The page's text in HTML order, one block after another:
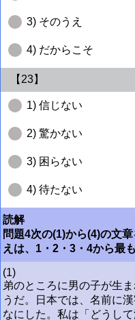
3) そのうえ
4) だからこそ
【23】
1) 信じない
2) 驚かない
3) 困らない
4) 待たない
読解
問題4次の(1)から(4)の文
えは、1・2・3・4から最
(1)
弟のところに男の子が生
うだ。日本では、名前に
なにした。私は「どうし